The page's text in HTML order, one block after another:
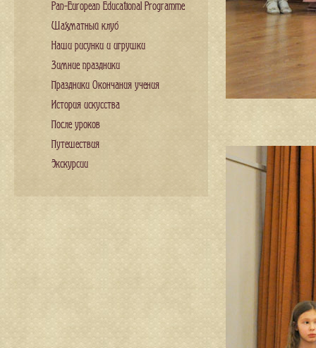
Pan-European Educational Programme
Шахматный клуб
Наши рисунки и игрушки
Зимние праздники
Праздники Окончания учения
История искусства
После уроков
Путешествия
Экскурсии